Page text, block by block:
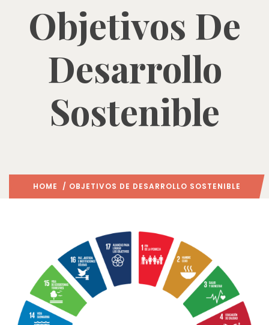
Objetivos De
Desarrollo
Sostenible
HOME / OBJETIVOS DE DESARROLLO SOSTENIBLE